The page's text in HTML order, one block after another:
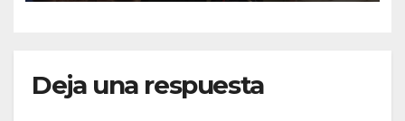
Deja una respuesta